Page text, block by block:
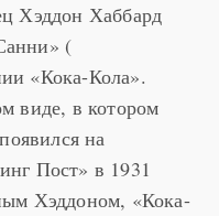
Хэддон Хаббард
(
«Кока-Кола».
виде, в котором
на
Пост» в 1931
Хэддоном, «Кока-